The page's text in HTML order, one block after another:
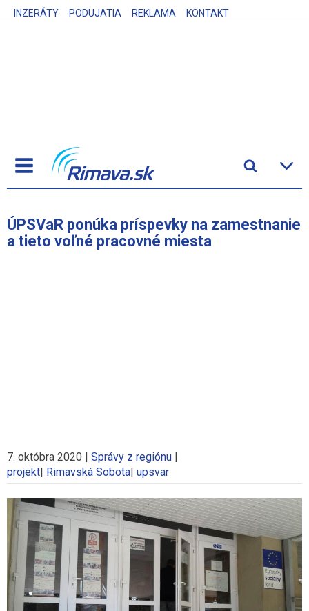
INZERÁTY PODUJATIA REKLAMA KONTAKT
ÚPSVaR ponúka príspevky na zamestnanie
a tieto voľné pracovné miesta
7. októbra 2020 | Správy z regiónu |
projekt| Rimavská Sobota| upsvar